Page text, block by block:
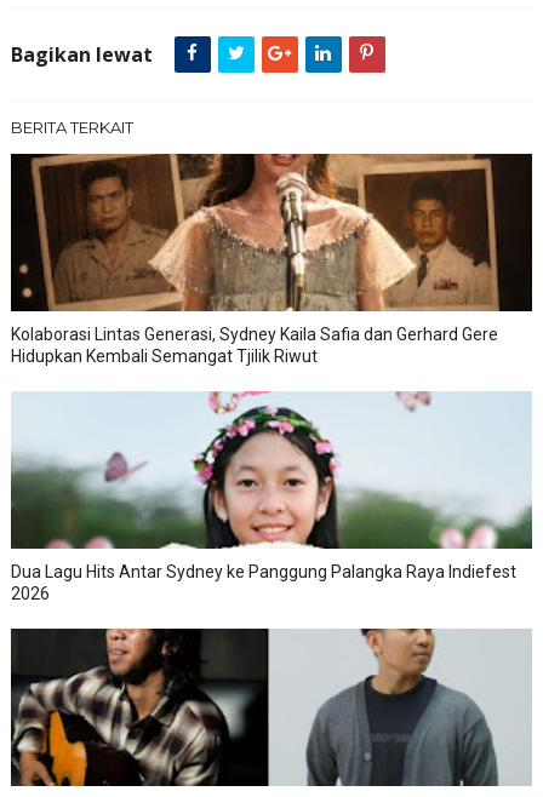
Bagikan lewat
BERITA TERKAIT
Kolaborasi Lintas Generasi, Sydney Kaila Safia dan Gerhard Gere
Hidupkan Kembali Semangat Tjilik Riwut
Dua Lagu Hits Antar Sydney ke Panggung Palangka Raya Indiefest
2026